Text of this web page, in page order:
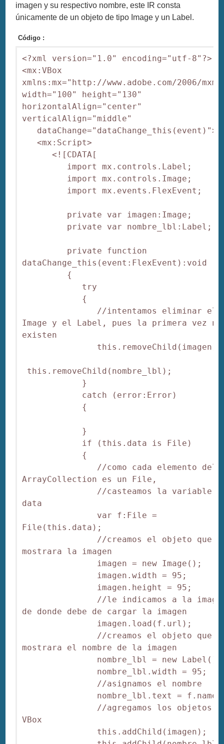
imagen y su respectivo nombre, este IR consta
únicamente de un objeto de tipo Image y un Label.
Código :
<?xml version="1.0" encoding="utf-8"?>
<mx:VBox
xmlns:mx="http://www.adobe.com/2006/
width="100" height="130"
horizontalAlign="center"
verticalAlign="middle"
dataChange="dataChange_this(event)">
<mx:Script>
<![CDATA[
import mx.controls.Label;
import mx.controls.Image;
import mx.events.FlexEvent;
private var imagen:Image;
private var nombre_lbl:Label;
private function
dataChange_this(event:FlexEvent):void
{
try
{
//intentamos eliminar el
Image y el Label, pues la primera vez no
existen
this.removeChild(imagen);
this.removeChild(nombre_lbl);
}
catch (error:Error)
{
}
if (this.data is File)
{
//como cada elemento del
ArrayCollection es un File,
//casteamos la variable
data
var f:File =
File(this.data);
//creamos el objeto que
mostrara la imagen
imagen = new Image();
imagen.width = 95;
imagen.height = 95;
//le indicamos a la
de donde debe de cargar la imagen
imagen.load(f.url);
//creamos el objeto que
mostrara el nombre de la imagen
nombre_lbl = new Label();
nombre_lbl.width = 95;
//asignamos el nombre
nombre_lbl.text = f.name;
//agregamos los objetos
VBox
this.addChild(imagen);